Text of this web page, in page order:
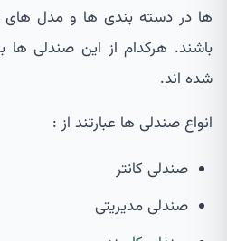
ها در دسته بندی ها و مدل های
باشند. هرکدام از این صندلی ها
شده اند.
انواع صندلی ها عبارتند از :
صندلی کانتر
صندلی مدیریتی